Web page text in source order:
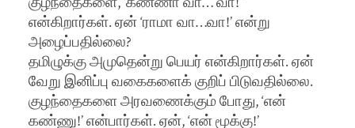
என்கிறார்கள். ஏன் ‘ராமா வா…வா!’ என்று
அழைப்பதில்லை?
தமிழுக்கு அமுதென்று பெயர் என்கிறார்கள். ஏன்
வேறு இனிப்பு வகைகளைக் குறிப் பிடுவதில்லை.
குழந்தைகளை அரவணைக்கும் போது, ‘என்
கண்ணு!’ என்பார்கள். ஏன், ‘என் மூக்கு!’